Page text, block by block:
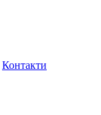
Контакти